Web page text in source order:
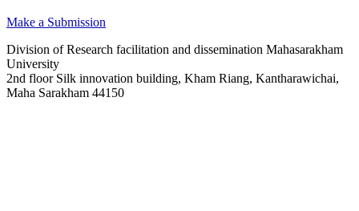
Make a Submission
Division of Research facilitation and dissemination Mahasarakham
University
2nd floor Silk innovation building, Kham Riang, Kantharawichai,
Maha Sarakham 44150